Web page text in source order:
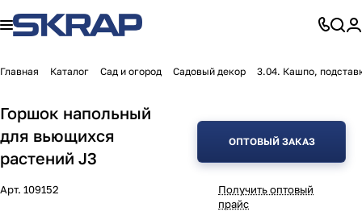
Главная Каталог Сад и огород Садовый декор 3.04. Кашпо,
Горшок напольный
для вьющихся
растений J3
Арт. 109152
ОПТОВЫЙ ЗАКАЗ
Получить оптовый
прайс